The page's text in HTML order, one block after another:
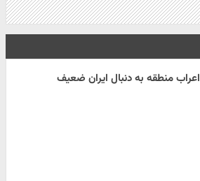
اعراب منطقه به دنبال ایران ضعیف